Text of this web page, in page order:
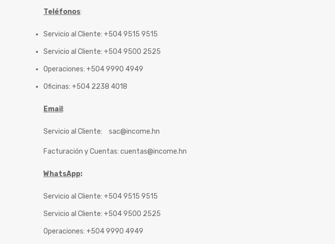
Teléfonos:
Servicio al Cliente: +504 9515 9515
Servicio al Cliente: +504 9500 2525
Operaciones: +504 9990 4949
Oficinas: +504 2238 4018
Email :
Servicio al Cliente: sac@income.hn
Facturación y Cuentas: cuentas@income.hn
WhatsApp:
Servicio al Cliente: +504 9515 9515
Servicio al Cliente: +504 9500 2525
Operaciones: +504 9990 4949